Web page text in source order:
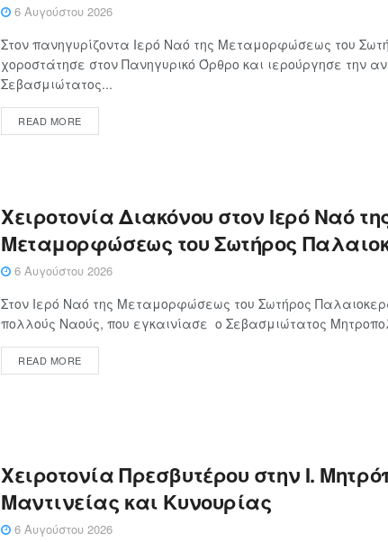
6 Αυγούστου 2026
Στον πανηγυρίζοντα Ιερό Ναό της Μεταμορφώσεως του
χοροστάτησε στον Πανηγυρικό Όρθρο και ιερούργησε την
Σεβασμιώτατος...
READ MORE
Χειροτονία Διακόνου στον Ιερό Ναό
Μεταμορφώσεως του Σωτήρος
6 Αυγούστου 2026
Στον Ιερό Ναό της Μεταμορφώσεως του Σωτήρος
πολλούς Ναούς, που εγκαινίασε ο Σεβασμιώτατος
READ MORE
Xειροτονία Πρεσβυτέρου στην Ι.
Μαντινείας και Κυνουρίας
6 Αυγούστου 2026